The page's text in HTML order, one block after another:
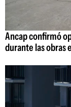
Ancap confirmó
durante las obras